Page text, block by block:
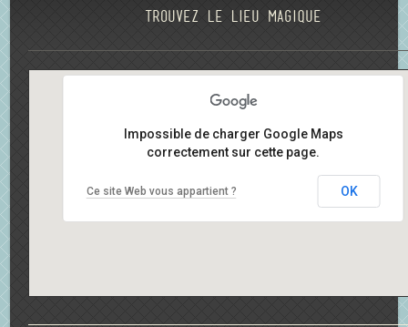
Trouvez le lieu magique
Impossible de charger Google Maps
correctement sur cette page.
Ce site Web vous appartient ? OK